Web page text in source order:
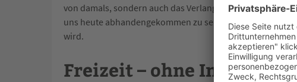
von damals, sondern auch das Verlangen nach dem
uns heute abhandengekommen zu sein, weil alles
wird.
Freizeit – ohne Internet